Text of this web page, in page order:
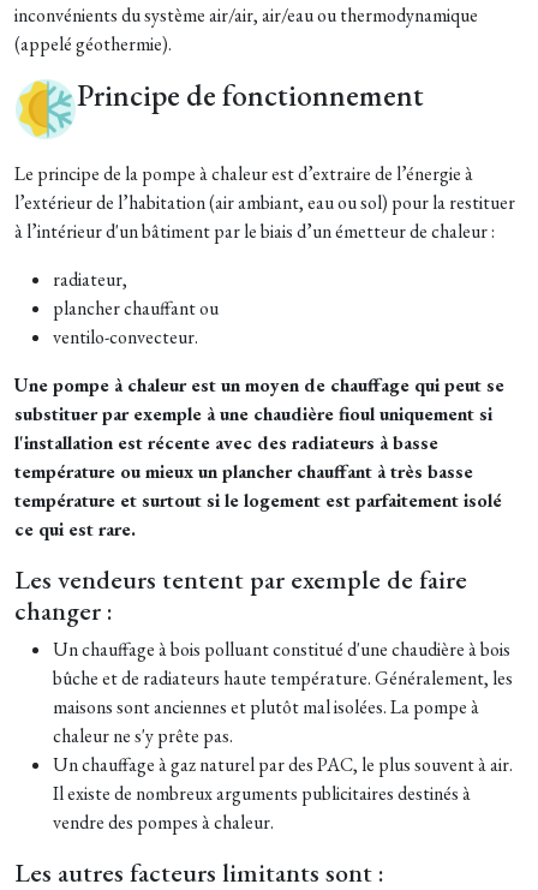
inconvénients du système air/air, air/eau ou thermodynamique
(appelé géothermie).
Principe de fonctionnement
Le principe de la pompe à chaleur est d’extraire de l’énergie à
l’extérieur de l’habitation (air ambiant, eau ou sol) pour la restituer
à l’intérieur d'un bâtiment par le biais d’un émetteur de chaleur :
radiateur,
plancher chauffant ou
ventilo-convecteur.
Une pompe à chaleur est un moyen de chauffage qui peut se
substituer par exemple à une chaudière fioul uniquement si
l'installation est récente avec des radiateurs à basse
température ou mieux un plancher chauffant à très basse
température et surtout si le logement est parfaitement isolé
ce qui est rare.
Les vendeurs tentent par exemple de faire
changer :
Un chauffage à bois polluant constitué d'une chaudière à bois
bûche et de radiateurs haute température. Généralement, les
maisons sont anciennes et plutôt mal isolées. La pompe à
chaleur ne s'y prête pas.
Un chauffage à gaz naturel par des PAC, le plus souvent à air.
Il existe de nombreux arguments publicitaires destinés à
vendre des pompes à chaleur.
Les autres facteurs limitants sont :